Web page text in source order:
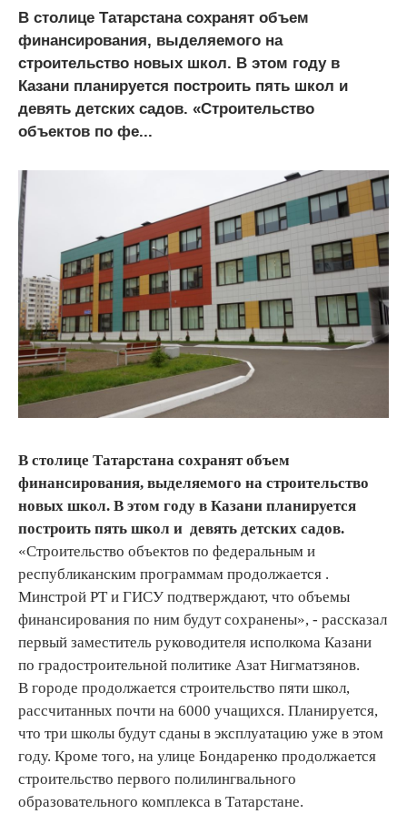
В столице Татарстана сохранят объем
финансирования, выделяемого на
строительство новых школ. В этом году в
Казани планируется построить пять школ и
девять детских садов. «Строительство
объектов по фе...
В столице Татарстана сохранят объем
финансирования, выделяемого на строительство
новых школ. В этом году в Казани планируется
построить пять школ и девять детских садов.
«Строительство объектов по федеральным и
республиканским программам продолжается .
Минстрой РТ и ГИСУ подтверждают, что объемы
финансирования по ним будут сохранены», - рассказал
первый заместитель руководителя исполкома Казани
по градостроительной политике Азат Нигматзянов.
В городе продолжается строительство пяти школ,
рассчитанных почти на 6000 учащихся. Планируется,
что три школы будут сданы в эксплуатацию уже в этом
году. Кроме того, на улице Бондаренко продолжается
строительство первого полилингвального
образовательного комплекса в Татарстане.